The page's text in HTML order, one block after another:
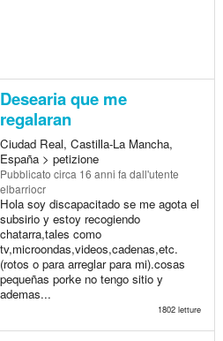
Desearia que me
regalaran
Ciudad Real, Castilla-La Mancha,
España > petizione
Pubblicato circa 16 anni fa dall'utente
elbarriocr
Hola soy discapacitado se me agota el
subsirio y estoy recogiendo
chatarra,tales como
tv,microondas,videos,cadenas,etc.
(rotos o para arreglar para mi).cosas
pequeñas porke no tengo sitio y
ademas...
1802 letture